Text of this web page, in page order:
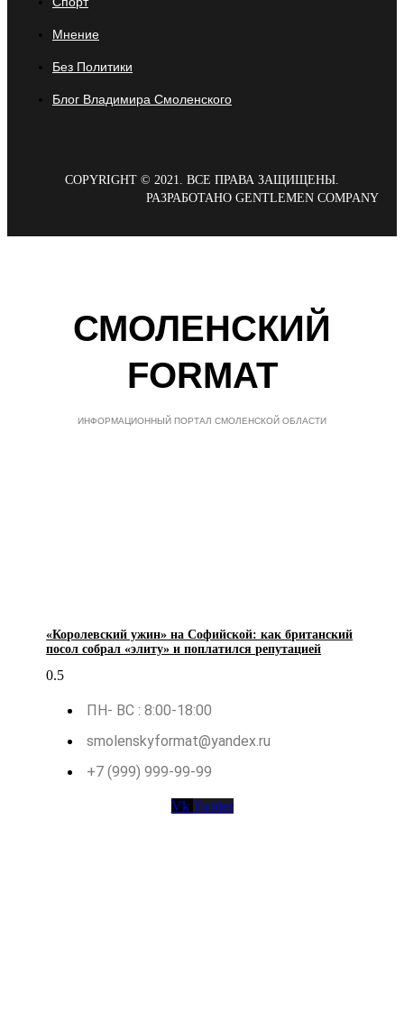
Мнение
Без Политики
Блог Владимира Смоленского
COPYRIGHT © 2021. ВСЕ ПРАВА ЗАЩИЩЕНЫ.
РАЗРАБОТАНО GENTLEMEN COMPANY
СМОЛЕНСКИЙ
FORMAT
ИНФОРМАЦИОННЫЙ ПОРТАЛ СМОЛЕНСКОЙ ОБЛАСТИ
«Королевский ужин» на Софийской: как британский
посол собрал «элиту» и поплатился репутацией
ПН- ВС : 8:00-18:00
smolenskyformat@yandex.ru
+7 (999) 999-99-99
Vk Twitter